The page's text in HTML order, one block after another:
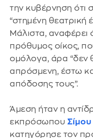
την κυβέρνηση ότι
“στημένη θεατρική
Μάλιστα, αναφέρει
πρόθυμος οίκος,
ομόλογα, άρα “δεν
απρόσμενη, έστω
απόδοσης τους”.
Άμεση ήταν η
εκπρόσωπου
κατηγόρησε τον